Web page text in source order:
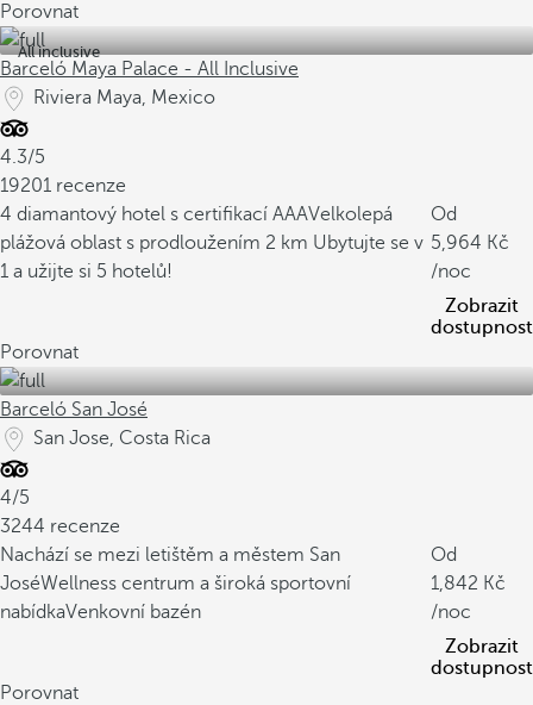
Porovnat
All inclusive
Barceló Maya Palace - All Inclusive
Riviera Maya, Mexico
4.3/5
19201 recenze
4 diamantový hotel s certifikací AAAVelkolepá
plážová oblast s prodloužením 2 km Ubytujte se v
1 a užijte si 5 hotelů!
Od
5,964
/noc
Zobrazit
dostupnost
Porovnat
Barceló San José
San Jose, Costa Rica
4/5
3244 recenze
Nachází se mezi letištěm a městem San
JoséWellness centrum a široká sportovní
nabídkaVenkovní bazén
Od
1,842
/noc
Zobrazit
dostupnost
Porovnat